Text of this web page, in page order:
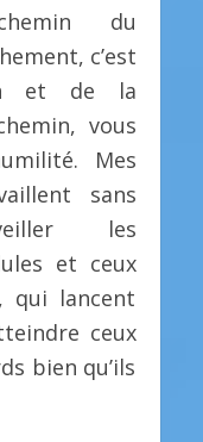
du
c’est
et de la
vous
Mes
sans
les
et ceux
qui lancent
ceux
bien qu’ils